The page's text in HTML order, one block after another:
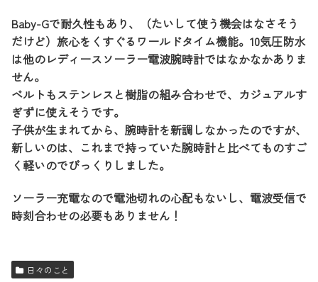
Baby-Gで耐久性もあり、（たいして使う機会はなさそう
だけど）旅心をくすぐるワールドタイム機能。10気圧防水
は他のレディースソーラー電波腕時計ではなかなかありま
せん。
ベルトもステンレスと樹脂の組み合わせで、カジュアルす
ぎずに使えそうです。
子供が生まれてから、腕時計を新調しなかったのですが、
新しいのは、これまで持っていた腕時計と比べてものすご
く軽いのでびっくりしました。
ソーラー充電なので電池切れの心配もないし、電波受信で
時刻合わせの必要もありません！
日々のこと